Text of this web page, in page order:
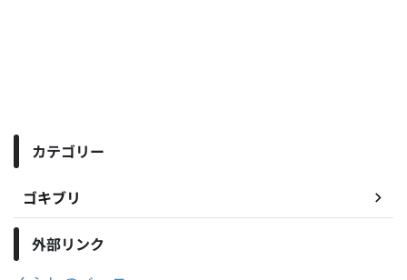
カテゴリー
ゴキブリ
外部リンク